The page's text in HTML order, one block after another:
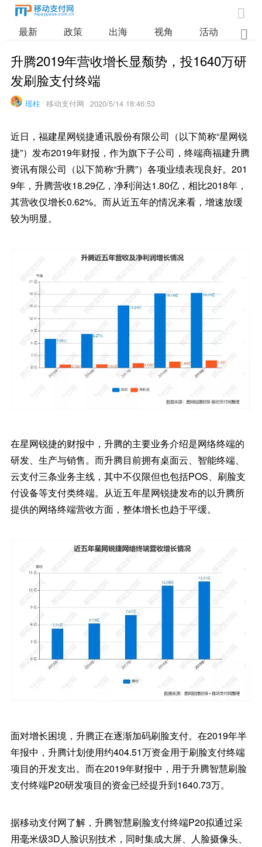

最新 政策 出海 视角 活动 业

升腾2019年营收增长显颓势，投1640万研
发刷脸支付终端
瑶柱 移动支付网 2020/5/14 18:46:53
近日，福建星网锐捷通讯股份有限公司（以下简称“星网锐
捷”）发布2019年财报，作为旗下子公司，终端商福建升腾
资讯有限公司（以下简称“升腾”）各项业绩表现良好。201
9年，升腾营收18.29亿，净利润达1.80亿，相比2018年，
其营收仅增长0.62%。而从近五年的情况来看，增速放缓
较为明显。
在星网锐捷的财报中，升腾的主要业务介绍是网络终端的
研发、生产与销售。而升腾目前拥有桌面云、智能终端、
云支付三条业务主线，其中不仅限但也包括POS、刷脸支
付设备等支付类终端。从近五年星网锐捷发布的以升腾所
提供的网络终端营收方面，整体增长也趋于平缓。
面对增长困境，升腾正在逐渐加码刷脸支付。在2019年半
年报中，升腾计划使用约404.51万资金用于刷脸支付终端
项目的开发支出。而在2019年财报中，用于升腾智慧刷脸
支付终端P20研发项目的资金已经提升到1640.73万。
据移动支付网了解，升腾智慧刷脸支付终端P20拟通过采
用毫米级3D人脸识别技术，同时集成大屏、人脸摄像头、